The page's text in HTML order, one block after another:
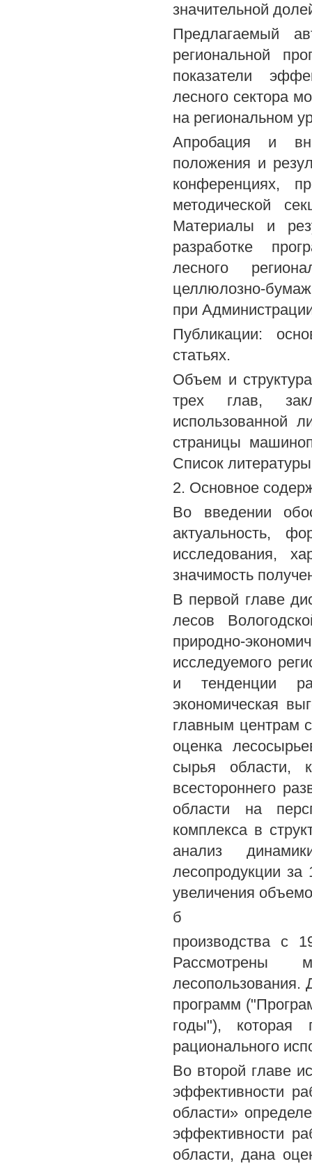
значительной
Предлагаемый
региональной
показатели
лесного сектора
на региональном
Апробация и
положения и
конференциях,
методической
Материалы и
разработке
лесного
целлюлозно-
при
Публикации:
статьях.
Объем и
трех глав,
использованной
страницы
Список
2. Основное
Во введении
актуальность,
исследования,
значимость
В первой главе
лесов
природно-
исследуемого
и тенденции
экономическая
главным центрам
оценка
сырья области,
всестороннего
области на
комплекса в
анализ
лесопродукции за
увеличения
б
производства с
Рассмотрены
лесопользования.
программ
годы"), которая
рационального
Во второй главе
эффективности
области»
эффективности
области, дана